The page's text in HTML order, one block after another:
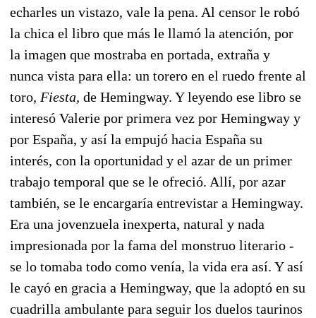
echarles un vistazo, vale la pena. Al censor le robó
la chica el libro que más le llamó la atención, por
la imagen que mostraba en portada, extraña y
nunca vista para ella: un torero en el ruedo frente al
toro, Fiesta, de Hemingway. Y leyendo ese libro se
interesó Valerie por primera vez por Hemingway y
por España, y así la empujó hacia España su
interés, con la oportunidad y el azar de un primer
trabajo temporal que se le ofreció. Allí, por azar
también, se le encargaría entrevistar a Hemingway.
Era una jovenzuela inexperta, natural y nada
impresionada por la fama del monstruo literario -
se lo tomaba todo como venía, la vida era así. Y así
le cayó en gracia a Hemingway, que la adoptó en su
cuadrilla ambulante para seguir los duelos taurinos